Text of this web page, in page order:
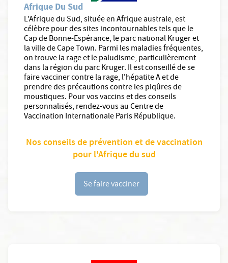
Afrique Du Sud
L'Afrique du Sud, située en Afrique australe, est
célèbre pour des sites incontournables tels que le
Cap de Bonne-Espérance, le parc national Kruger et
la ville de Cape Town. Parmi les maladies fréquentes,
on trouve la rage et le paludisme, particulièrement
dans la région du parc Kruger. Il est conseillé de se
faire vacciner contre la rage, l'hépatite A et de
prendre des précautions contre les piqûres de
moustiques. Pour vos vaccins et des conseils
personnalisés, rendez-vous au Centre de
Vaccination Internationale Paris République.
Nos conseils de prévention et de vaccination
pour l'Afrique du sud
Se faire vacciner